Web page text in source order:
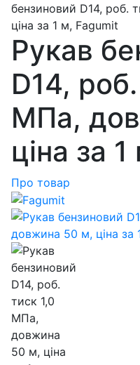
бензиновий D14, роб.
ціна за 1 м, Fagumit
Рукав
D14,
МПа,
ціна за
Про товар